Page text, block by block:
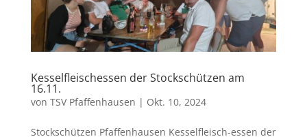
Kesselfleischessen der Stockschützen am
16.11.
von TSV Pfaffenhausen | Okt. 10, 2024
Stockschützen Pfaffenhausen Kesselfleisch-essen der